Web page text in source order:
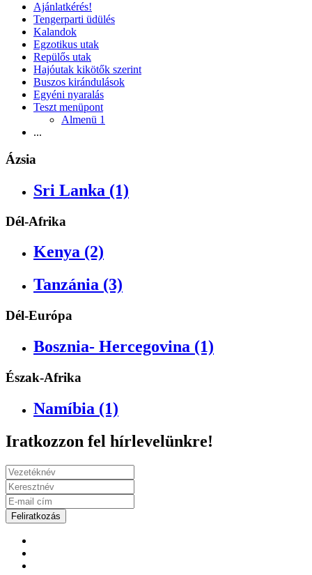
Ajánlatkérés!
Tengerparti üdülés
Kalandok
Egzotikus utak
Repülős utak
Hajóutak kikötők szerint
Buszos kirándulások
Egyéni nyaralás
Teszt menüpont
Almenü 1
...
Ázsia
Sri Lanka (1)
Dél-Afrika
Kenya (2)
Tanzánia (3)
Dél-Európa
Bosznia- Hercegovina (1)
Észak-Afrika
Namíbia (1)
Iratkozzon fel hírlevelünkre!
Feliratkozás